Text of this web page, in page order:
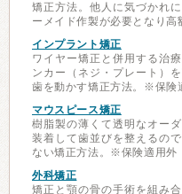
矯正方法。他人に気づかれ
ーメイド作製が必要となり
インプラント矯正
ワイヤー矯正と併用する治
ンカー（ネジ・プレート）
歯を動かす矯正方法。※保険
マウスピース矯正
樹脂製の薄くて透明なオー
装着して歯並びを整えるの
ない矯正方法。※保険適用外
外科矯正
矯正と顎の骨の手術を組み